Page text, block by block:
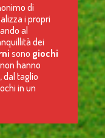
di
i propri
al
dei
sono giochi
hanno
dal taglio
in un